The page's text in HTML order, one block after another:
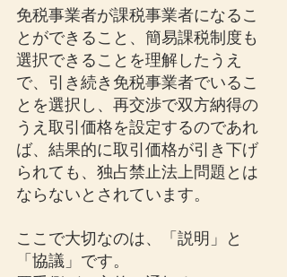
免税事業者が課税事業者になるこ
とができること、簡易課税制度も
選択できることを理解したうえ
で、引き続き免税事業者でいるこ
とを選択し、再交渉で双方納得の
うえ取引価格を設定するのであれ
ば、結果的に取引価格が引き下げ
られても、独占禁止法上問題とは
ならないとされています。
ここで大切なのは、「説明」と
「協議」です。